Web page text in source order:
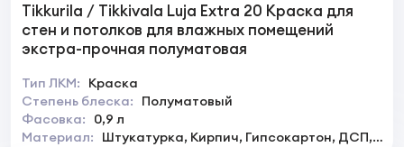
Tikkurila / Tikkivala Luja Extra 20 Краска для
стен и потолков для влажных помещений
экстра-прочная полуматовая
Тип ЛКМ:
Краска
Степень блеска:
Полуматовый
Фасовка:
0,9 л
Материал: